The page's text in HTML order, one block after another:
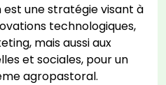
une stratégie visant à
technologiques,
mais aussi aux
et sociales, pour un
agropastoral.